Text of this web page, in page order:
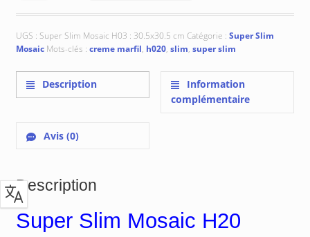
UGS : Super Slim Mosaic H03 : 30.5x30.5 cm Catégorie : Super Slim
Mosaic Mots-clés : creme marfil, h020, slim, super slim
Description
Information
complémentaire
Avis (0)
Description
Super Slim Mosaic H20